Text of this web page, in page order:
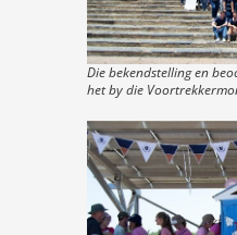
Die bekendstelling en
het by die